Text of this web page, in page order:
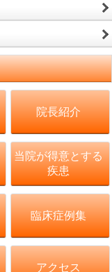
院長紹介
当院が得意とする
疾患
臨床症例集
アクセス